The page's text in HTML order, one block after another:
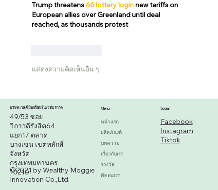
Trump threatens 66 lottery login new tariffs on
European allies over Greenland until deal
reached, as thousands protest
แสดงความคิดเห็นอื่น ๆ
©2021 by Wealthy Moggie
Innovation Co.,Ltd.
บริษัท เวลตี้ ม็อกกี้ อินโนเวชั่น จำกัด
49/53 ซอย
วิภาวดีรังสิต64
แยก17 ตลาด
บางเขน เขตหลักสี่
จังหวัด
กรุงเทพมหานคร
10210
Menu
หน้าแรก
ผลิตภัณฑ์
บทความ
เกี่ยวกับเรา
รางวัล
ติดต่อเรา
Social
Facebook
Instagram
Tiktok